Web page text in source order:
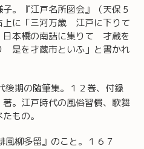
。『江戸名所図会』（天保５
上に「三河万歳 江戸に下りて
本橋の南詰に集りて 才蔵を
是を才蔵市といふ」と書かれ
後期の随筆集。１２巻、付録
。江戸時代の風俗習慣、歌舞
もの。
風柳多留』のこと。１６７